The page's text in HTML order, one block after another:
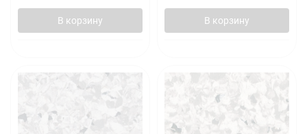
В корзину В корзину